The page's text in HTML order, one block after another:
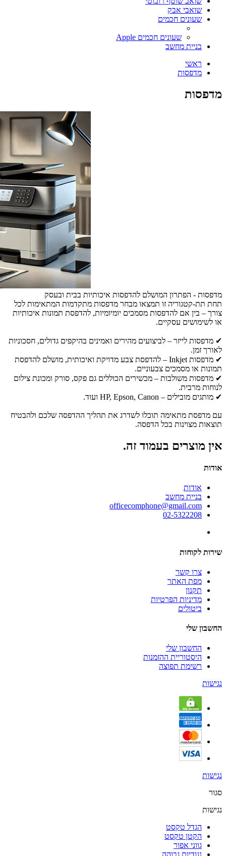
שואבי אבק
שעונים חכמים
שעונים חכמים Apple
בניית מחשב
ראשי
מדפסות
מדפסות
מדפסות - הפתרון המושלם להדפסות איכותיות בבית ובעסק
תחת תת-קטגוריה זו תמצאו מבחר מדפסות מתקדמות המתאימות לכל
צורך – בין אם להדפסות מסמכים יומיומיות, להדפסת תמונות איכותיות
או לשימושים עסקיים.
✔ מדפסות לייזר – לביצועים מהירים ואמינים בהיקפים גדולים, חסכוניות
לאורך זמן.
✔ מדפסות Inkjet – להדפסת צבע מדויקת ואיכותית, מושלם להדפסת
תמונות או מסמכים צבעוניים.
✔ מדפסות משולבות – מכשירים הכוללים גם פקס, סורק ומכונת צילום
לנוחות מרבית.
✔ מותגים מובילים – HP, Epson, Canon ועוד.
עם מדפסת מתאימה תוכלו לשדרג את תהליך ההדפסה שלכם ולהבטיח
תוצאות מצוינות בכל הדפסה.
אין מוצרים בעמוד זה.
אודות
אודות
בניית מחשב
officecomphone@gmail.com
02-5322208
שירות לקוחות
צרו קשר
מפת האתר
תקנון
מדיניות הפרטיות
ביטולים
החשבון שלי
החשבון שלי
היסטוריית ההזמנות
רשימת תפוצה
נגישות
נגישות
סגור
נגישות
הגדל טקסט
הקטן טקסט
גווני אפור